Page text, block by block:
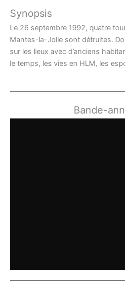
Synopsis
Le 26 septembre 1992, quatre
Mantes-la-Jolie sont détruites.
sur les lieux avec d’anciens
le temps, les vies en HLM, les
Bande-